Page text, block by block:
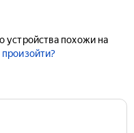
устройства похожи на